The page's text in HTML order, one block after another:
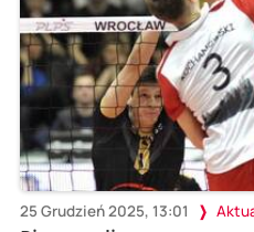
25 Grudzień 2025, 13:01